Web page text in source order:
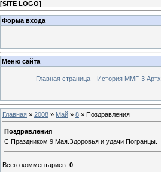
[SITE LOGO]
Форма входа
Меню сайта
Главная страница История ММГ-3
Главная » 2008 » Май » 8 » Поздравления
Поздравления
С Праздником 9 Мая.Здоровья и удачи Погранцы.
Всего комментариев: 0